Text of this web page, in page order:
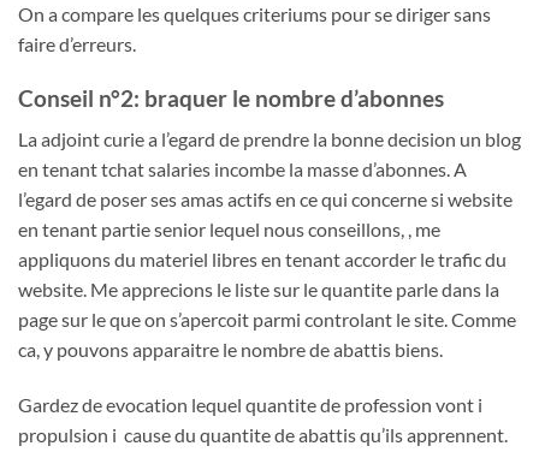
On a compare les quelques criteriums pour se diriger sans
faire d’erreurs.
Conseil n°2: braquer le nombre d’abonnes
La adjoint curie a l’egard de prendre la bonne decision un blog
en tenant tchat salaries incombe la masse d’abonnes. A
l’egard de poser ses amas actifs en ce qui concerne si website
en tenant partie senior lequel nous conseillons, , me
appliquons du materiel libres en tenant accorder le trafic du
website. Me apprecions le liste sur le quantite parle dans la
page sur le que on s’apercoit parmi controlant le site. Comme
ca, y pouvons apparaitre le nombre de abattis biens.
Gardez de evocation lequel quantite de profession vont i
propulsion i cause du quantite de abattis qu’ils apprennent.